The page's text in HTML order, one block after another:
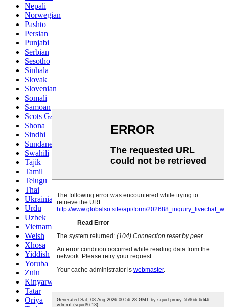
Nepali
Norwegian
Pashto
Persian
Punjabi
Serbian
Sesotho
Sinhala
Slovak
Slovenian
Somali
Samoan
Scots Gaelic
Shona
Sindhi
Sundanese
Swahili
Tajik
Tamil
Telugu
Thai
Ukrainian
Urdu
Uzbek
Vietnamese
Welsh
Xhosa
Yiddish
Yoruba
Zulu
Kinyarwanda
Tatar
Oriya